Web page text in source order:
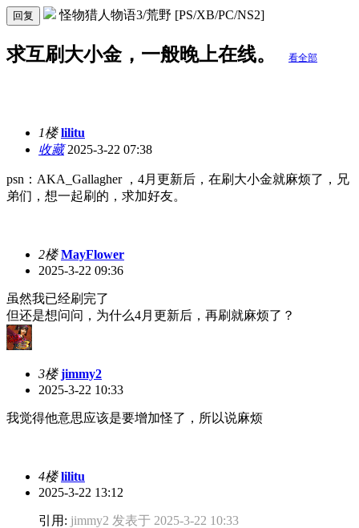
回复 怪物猎人物语3/荒野 [PS/XB/PC/NS2]
求互刷大小金，一般晚上在线。 看全部
1楼 lilitu
收藏2025-3-22 07:38
psn：AKA_Gallagher ，4月更新后，在刷大小金就麻烦了，兄
弟们，想一起刷的，求加好友。
2楼 MayFlower
2025-3-22 09:36
虽然我已经刷完了
但还是想问问，为什么4月更新后，再刷就麻烦了？
3楼 jimmy2
2025-3-22 10:33
我觉得他意思应该是要增加怪了，所以说麻烦
4楼 lilitu
2025-3-22 13:12
引用: jimmy2 发表于 2025-3-22 10:33